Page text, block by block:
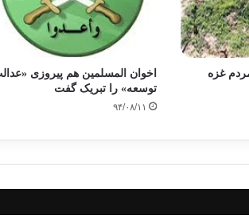
غزه
اخوان المسلمین هم پیروزی
توسعه» را تبریک گفت
۹۴/۰۸/۱۱